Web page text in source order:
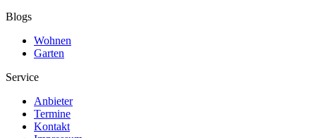
Blogs
Wohnen
Garten
Service
Anbieter
Termine
Kontakt